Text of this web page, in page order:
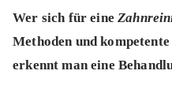
Wer sich für eine
Methoden und
erkennt man eine